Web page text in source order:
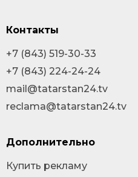
Контакты
+7 (843) 519-30-33
+7 (843) 224-24-24
mail@tatarstan24.tv
reclama@tatarstan24.tv
Дополнительно
Купить рекламу